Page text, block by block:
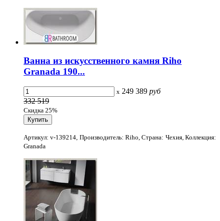
Ванна из искусственного камня Riho
Granada 190...
x 249 389 руб
332 519
Скидка 25%
Артикул: v-139214, Производитель: Riho, Страна: Чехия, Коллекция:
Granada